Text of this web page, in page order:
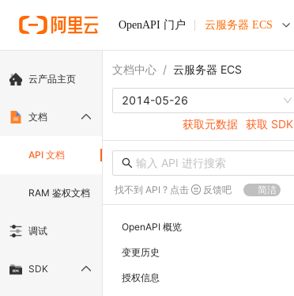
OpenAPI 门户 云服务器 ECS
云产品主页
文档
API 文档
RAM 鉴权文档
调试
SDK
文档中心 / 云服务器 ECS
2014-05-26
获取元数据 获取 SDK
找不到 API ? 点击 反馈吧 简洁
OpenAPI 概览
变更历史
授权信息